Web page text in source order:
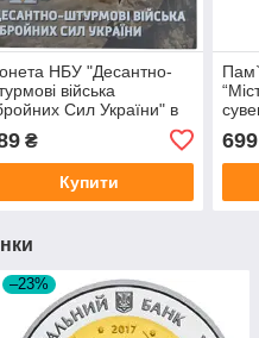
НБУ "Десантно-
війська
Сил України" в
₴
Купити
699
–23%